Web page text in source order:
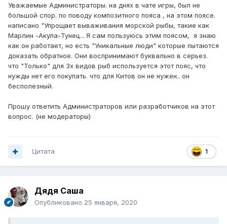
Уважаемые Администраторы. на днях в чате игры, был не
большой спор. по поводу композитного пояса , на этом поясе.
написано "Упрощает вываживания морской рыбы, такие как
Марлин -Акула-Тунец... Я сам пользуюсь этим поясом, я знаю
как он работает, но есть "Уникальные люди" которые пытаются
доказать обратное. Они воспринимают буквально в серьез.
что "Только" для 3х видов рыб используется этот пояс, что
нужды нет его покупать. что для Китов он не нужен.. он
бесполезный.
Прошу ответить Администраторов или разработчиков на этот
вопрос. (не модераторы)
1
Цитата
Дядя Саша
Опубликовано 25 января, 2020